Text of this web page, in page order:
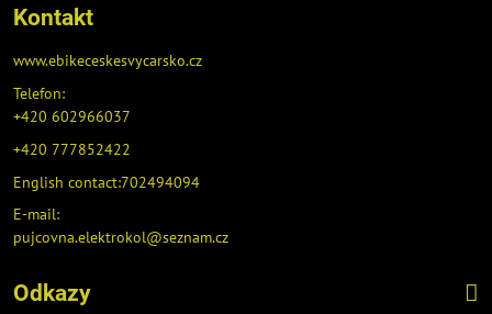
Kontakt
www.ebikeceskesvycarsko.cz
Telefon:
+420 602966037
+420 777852422
English contact:702494094
E-mail:
pujcovna.elektrokol@seznam.cz
Odkazy